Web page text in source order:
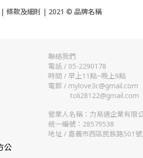
| 條款及細則 | 2021 © 品牌名稱
公
聯絡我們
電話 / 05-2290178
時間 / 早上11點~晚上9點
電郵 / mylove3c@gmail.com
toli28122@gmail.com
營業人名稱：力易通企業有限
統一編號：28579538
地址 / 嘉義市西區民族路501號